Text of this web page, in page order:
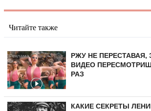
Читайте также
РЖУ НЕ ПЕРЕСТАВАЯ,
ВИДЕО
РАЗ
КАКИЕ СЕКРЕТЫ